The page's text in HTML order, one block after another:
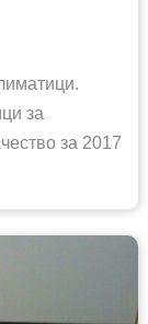
за
за 2017